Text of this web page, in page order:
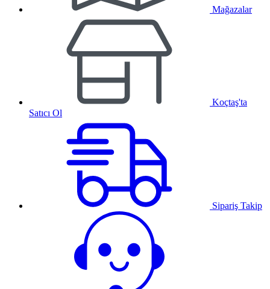
Mağazalar
Koçtaş'ta
Satıcı Ol
Sipariş Takip